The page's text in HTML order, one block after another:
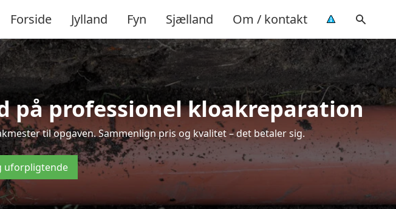
Forside Jylland Fyn Sjælland Om / kontakt
på professionel kloakreparation
til opgaven. Sammenlign pris og kvalitet – det betaler sig.
uforpligtende